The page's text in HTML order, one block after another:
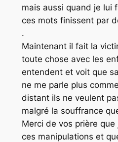
mais aussi quand je lui
ces mots finissent par
.
Maintenant il fait la
toute chose avec les
entendent et voit que
ne me parle plus
distant ils ne veulent
malgré la souffrance
Merci de vos prière
ces manipulations et